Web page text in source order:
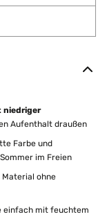
niedriger
Aufenthalt draußen
Farbe und
im Freien
Material ohne
einfach mit feuchtem